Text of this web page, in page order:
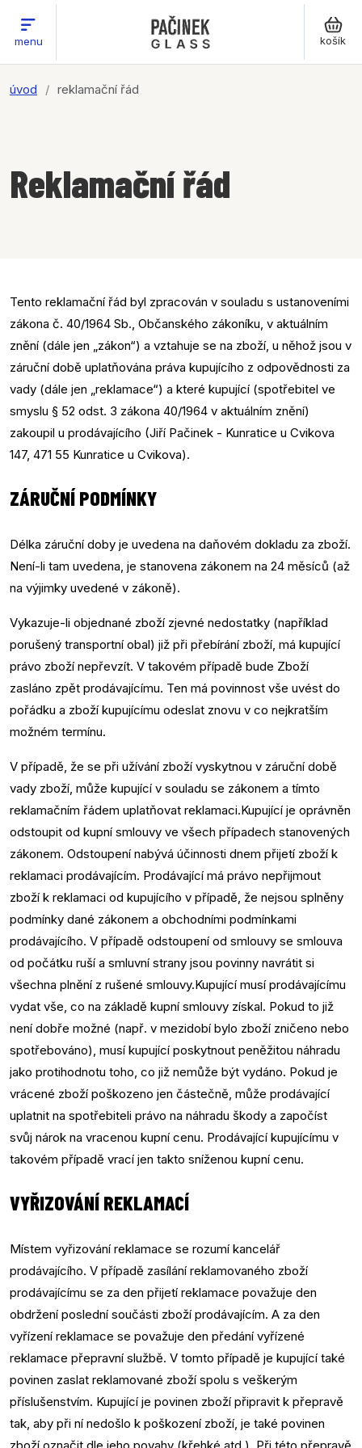
menu košík
úvod reklamační řád
Reklamační řád
Tento reklamační řád byl zpracován v souladu s ustanoveními
zákona č. 40/1964 Sb., Občanského zákoníku, v aktuálním
znění (dále jen „zákon“) a vztahuje se na zboží, u něhož jsou v
záruční době uplatňována práva kupujícího z odpovědnosti za
vady (dále jen „reklamace“) a které kupující (spotřebitel ve
smyslu § 52 odst. 3 zákona 40/1964 v aktuálním znění)
zakoupil u prodávajícího (Jiří Pačinek - Kunratice u Cvikova
147, 471 55 Kunratice u Cvikova).
ZÁRUČNÍ PODMÍNKY
Délka záruční doby je uvedena na daňovém dokladu za zboží.
Není-li tam uvedena, je stanovena zákonem na 24 měsíců (až
na výjimky uvedené v zákoně).
Vykazuje-li objednané zboží zjevné nedostatky (například
porušený transportní obal) již při přebírání zboží, má kupující
právo zboží nepřevzít. V takovém případě bude Zboží
zasláno zpět prodávajícímu. Ten má povinnost vše uvést do
pořádku a zboží kupujícímu odeslat znovu v co nejkratším
možném termínu.
V případě, že se při užívání zboží vyskytnou v záruční době
vady zboží, může kupující v souladu se zákonem a tímto
reklamačním řádem uplatňovat reklamaci.Kupující je oprávněn
odstoupit od kupní smlouvy ve všech případech stanovených
zákonem. Odstoupení nabývá účinnosti dnem přijetí zboží k
reklamaci prodávajícím. Prodávající má právo nepřijmout
zboží k reklamaci od kupujícího v případě, že nejsou splněny
podmínky dané zákonem a obchodními podmínkami
prodávajícího. V případě odstoupení od smlouvy se smlouva
od počátku ruší a smluvní strany jsou povinny navrátit si
všechna plnění z rušené smlouvy.Kupující musí prodávajícímu
vydat vše, co na základě kupní smlouvy získal. Pokud to již
není dobře možné (např. v mezidobí bylo zboží zničeno nebo
spotřebováno), musí kupující poskytnout peněžitou náhradu
jako protihodnotu toho, co již nemůže být vydáno. Pokud je
vrácené zboží poškozeno jen částečně, může prodávající
uplatnit na spotřebiteli právo na náhradu škody a započíst
svůj nárok na vracenou kupní cenu. Prodávající kupujícímu v
takovém případě vrací jen takto sníženou kupní cenu.
VYŘIZOVÁNÍ REKLAMACÍ
Místem vyřizování reklamace se rozumí kancelář
prodávajícího. V případě zasílání reklamovaného zboží
prodávajícímu se za den přijetí reklamace považuje den
obdržení poslední součásti zboží prodávajícím. A za den
vyřízení reklamace se považuje den předání vyřízené
reklamace přepravní službě. V tomto případě je kupující také
povinen zaslat reklamované zboží spolu s veškerým
příslušenstvím. Kupující je povinen zboží připravit k přepravě
tak, aby při ní nedošlo k poškození zboží, je také povinen